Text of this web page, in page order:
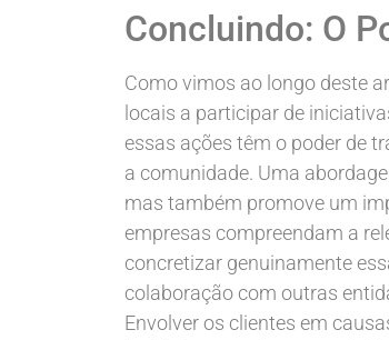
Concluindo: O
Como vimos ao longo deste
locais a participar de
essas ações têm o poder de
a comunidade. Uma
mas também promove um
empresas compreendam a
concretizar genuinamente
colaboração com outras
Envolver os clientes em